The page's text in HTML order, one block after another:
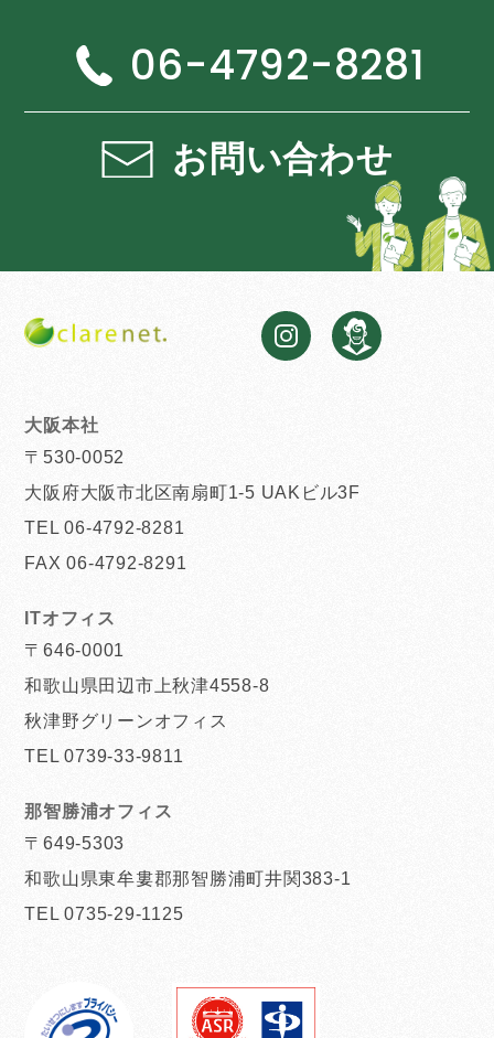
06-4792-8281
お問い合わせ
大阪本社
〒530-0052
大阪府大阪市北区南扇町1-5 UAKビル3F
TEL 06-4792-8281
FAX 06-4792-8291
ITオフィス
〒646-0001
和歌山県田辺市上秋津4558-8
秋津野グリーンオフィス
TEL 0739-33-9811
那智勝浦オフィス
〒649-5303
和歌山県東牟婁郡那智勝浦町井関383-1
TEL 0735-29-1125